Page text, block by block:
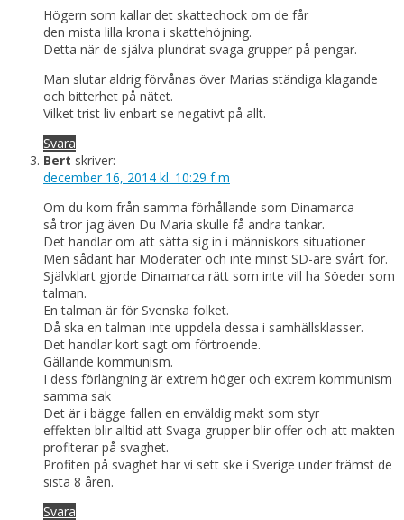
Högern som kallar det skattechock om de får
den mista lilla krona i skattehöjning.
Detta när de själva plundrat svaga grupper på pengar.
Man slutar aldrig förvånas över Marias ständiga klagande
och bitterhet på nätet.
Vilket trist liv enbart se negativt på allt.
Svara
Bert skriver:
december 16, 2014 kl. 10:29 f m
Om du kom från samma förhållande som Dinamarca
så tror jag även Du Maria skulle få andra tankar.
Det handlar om att sätta sig in i människors situationer
Men sådant har Moderater och inte minst SD-are svårt för.
Självklart gjorde Dinamarca rätt som inte vill ha Söeder som
talman.
En talman är för Svenska folket.
Då ska en talman inte uppdela dessa i samhällsklasser.
Det handlar kort sagt om förtroende.
Gällande kommunism.
I dess förlängning är extrem höger och extrem kommunism
samma sak
Det är i bägge fallen en enväldig makt som styr
effekten blir alltid att Svaga grupper blir offer och att makten
profiterar på svaghet.
Profiten på svaghet har vi sett ske i Sverige under främst de
sista 8 åren.
Svara